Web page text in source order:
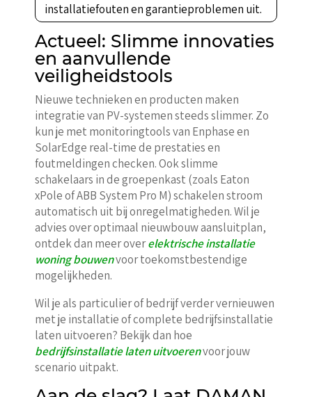
installatiefouten en garantieproblemen uit.
Actueel: Slimme innovaties
en aanvullende
veiligheidstools
Nieuwe technieken en producten maken
integratie van PV-systemen steeds slimmer. Zo
kun je met monitoringtools van Enphase en
SolarEdge real-time de prestaties en
foutmeldingen checken. Ook slimme
schakelaars in de groepenkast (zoals Eaton
xPole of ABB System Pro M) schakelen stroom
automatisch uit bij onregelmatigheden. Wil je
advies over optimaal nieuwbouw aansluitplan,
ontdek dan meer overelektrische installatie
woning bouwenvoor toekomstbestendige
mogelijkheden.
Wil je als particulier of bedrijf verder vernieuwen
met je installatie of complete bedrijfsinstallatie
laten uitvoeren? Bekijk dan hoe
bedrijfsinstallatie laten uitvoerenvoor jouw
scenario uitpakt.